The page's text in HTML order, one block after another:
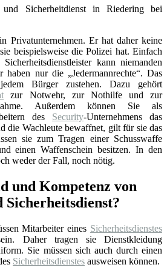
Privatunternehmen. Er hat daher keine
beispielsweise die Polizei hat. Einfach
kann niemanden
nur die „Jedermannrechte“. Das
Bürger zustehen. Dazu gehört
zur Notwehr, zur Nothilfe und zur
Außerdem können Sie als
des Security-Unternehmens das
die Wachleute bewaffnet, gilt für sie das
sie zum Tragen einer Schusswaffe
einen Waffenschein besitzen. In den
weder der Fall, noch nötig.
und Kompetenz von
Sicherheitsdienst?
Mitarbeiter eines Sicherheitsdienstes
Daher tragen sie Dienstkleidung
Sie müssen sich auch durch einen
Sicherheitsdienstes ausweisen können.